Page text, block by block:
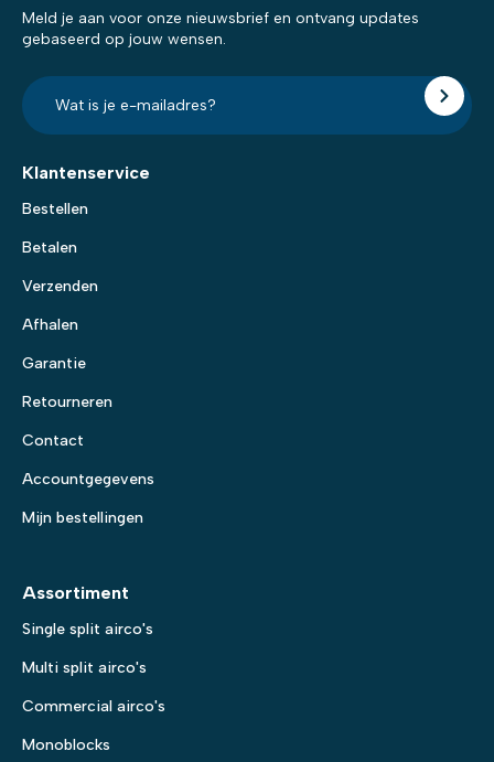
Meld je aan voor onze nieuwsbrief en ontvang updates
gebaseerd op jouw wensen.
E-
mailadres?
*
Klantenservice
Bestellen
Betalen
Verzenden
Afhalen
Garantie
Retourneren
Contact
Accountgegevens
Mijn bestellingen
Assortiment
Single split airco's
Multi split airco's
Commercial airco's
Monoblocks